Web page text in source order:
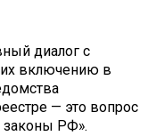
диалог с
включению в
— это вопрос
РФ».